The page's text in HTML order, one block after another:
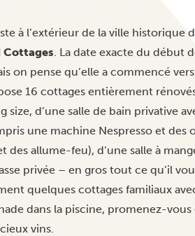
à l’extérieur de la ville historique
Cottages. La date exacte du début
on pense qu’elle a commencé
16 cottages entièrement
size, d’une salle de bain privative
une machine Nespresso et des
des allume-feu), d’une salle à
privée – en gros tout ce qu’il
quelques cottages familiaux
dans la piscine, promenez-vous
vins.